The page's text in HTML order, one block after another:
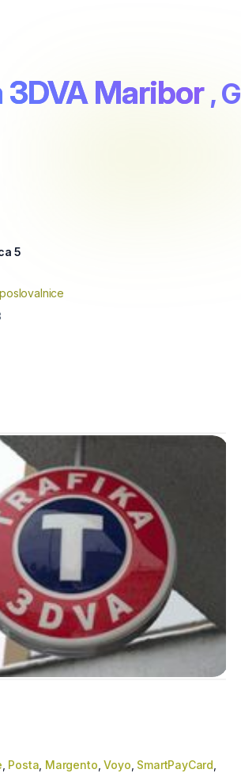
3DVA Maribor ,
5
Posta Margento ,Voyo SmartPayCard